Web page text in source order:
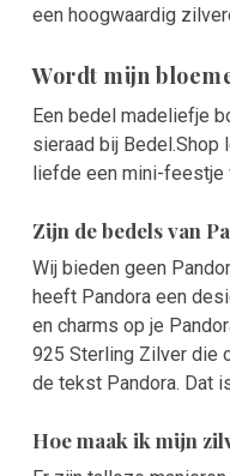
een hoogwaardig
Wordt mijn
Een bedel madeliefje
sieraad bij Bedel.Shop
liefde een mini-feestje
Zijn de bedels van
Wij bieden geen
heeft Pandora een
en charms op je
925 Sterling Zilver die
de tekst Pandora. Dat
Hoe maak ik mijn